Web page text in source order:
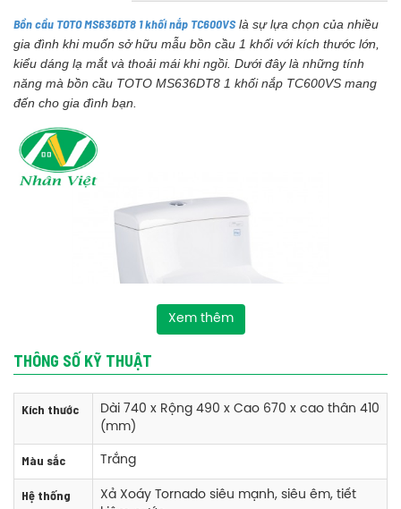
Bồn cầu TOTO MS636DT8 1 khối nắp TC600VSlà sự lựa chọn của nhiều
gia đình khi muốn sở hữu mẫu bồn cầu 1 khối với kích thước lớn,
kiểu dáng lạ mắt và thoải mái khi ngồi. Dưới đây là những tính
năng mà bồn cầu TOTO MS636DT8 1 khối nắp TC600VS mang
đến cho gia đình bạn.
Xem thêm
THÔNG SỐ KỸ THUẬT
Kích thước
Dài 740 x Rộng 490 x Cao 670 x cao thân 410
(mm)
Màu sắc Trắng
Hệ thống
Xả Xoáy Tornado siêu mạnh, siêu êm, tiết